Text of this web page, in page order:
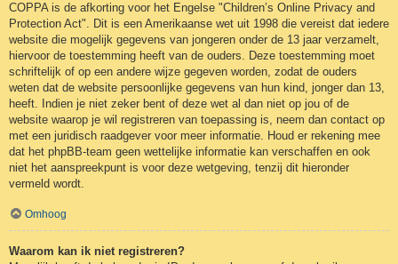
COPPA is de afkorting voor het Engelse "Children’s Online Privacy and
Protection Act". Dit is een Amerikaanse wet uit 1998 die vereist dat iedere
website die mogelijk gegevens van jongeren onder de 13 jaar verzamelt,
hiervoor de toestemming heeft van de ouders. Deze toestemming moet
schriftelijk of op een andere wijze gegeven worden, zodat de ouders
weten dat de website persoonlijke gegevens van hun kind, jonger dan 13,
heeft. Indien je niet zeker bent of deze wet al dan niet op jou of de
website waarop je wil registreren van toepassing is, neem dan contact op
met een juridisch raadgever voor meer informatie. Houd er rekening mee
dat het phpBB-team geen wettelijke informatie kan verschaffen en ook
niet het aanspreekpunt is voor deze wetgeving, tenzij dit hieronder
vermeld wordt.
Omhoog
Waarom kan ik niet registreren?